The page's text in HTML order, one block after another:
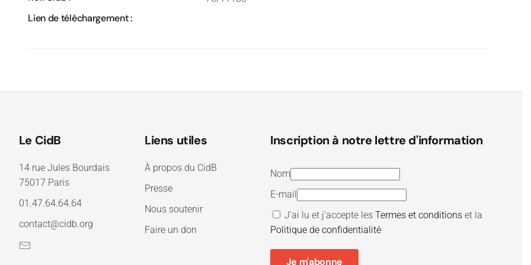
Lien de téléchargement :
Le CidB
14 rue Jules Bourdais
75017 Paris
01.47.64.64.64
contact@cidb.org
Liens utiles
À propos du CidB
Presse
Nous soutenir
Faire un don
Inscription à notre lettre d'information
Nom
E-mail
J’ai lu et j’accepte lesTermes et conditions et la
Politique de confidentialité
Je m'abonne